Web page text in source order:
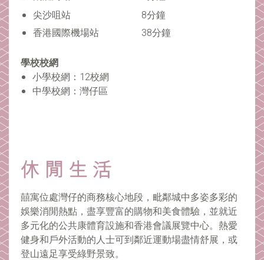
尖沙咀站
8分鐘
香港國際機場站
38分鐘
學校校網
小學校網：12校網
中學校網：灣仔區
囍寓位處灣仔的商務核心地段，毗鄰城中多姿多彩的
娛樂消閒熱點，盡享豐富的購物和美食體驗，並就近
多元化的公共康體育設施和香港會議展覽中心。熱愛
健身和戶外活動的人士可到鄰近運動場盡情舒展，或
登山遠足享受綠野景致。